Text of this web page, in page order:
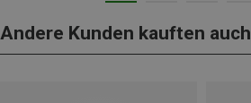
Andere Kunden kauften auch